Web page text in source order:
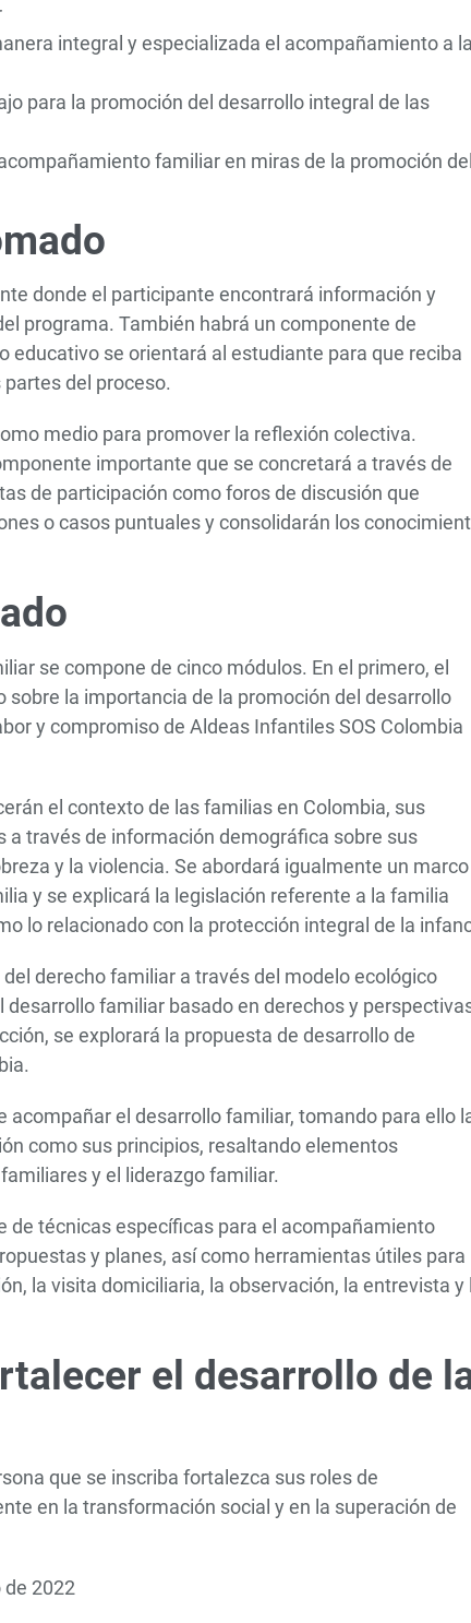
integral y especializada el acompañamiento a
para la promoción del desarrollo integral de las
familiar en miras de la promoción
donde el participante encontrará información y
programa. También habrá un componente de
educativo se orientará al estudiante para que reciba
del proceso.
medio para promover la reflexión colectiva.
importante que se concretará a través de
de participación como foros de discusión que
o casos puntuales y consolidarán los
se compone de cinco módulos. En el primero, el
la importancia de la promoción del desarrollo
y compromiso de Aldeas Infantiles SOS Colombia
el contexto de las familias en Colombia, sus
través de información demográfica sobre sus
y la violencia. Se abordará igualmente un marco
y se explicará la legislación referente a la familia
lo relacionado con la protección integral de la
derecho familiar a través del modelo ecológico
familiar basado en derechos y
se explorará la propuesta de desarrollo de
acompañar el desarrollo familiar, tomando para ello
como sus principios, resaltando elementos
y el liderazgo familiar.
de técnicas específicas para el acompañamiento
y planes, así como herramientas útiles para
la visita domiciliaria, la observación, la entrevista y
el desarrollo de
que se inscriba fortalezca sus roles de
en la transformación social y en la superación de
de 2022